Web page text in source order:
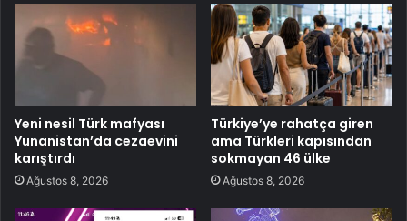
Yeni nesil Türk mafyası
Yunanistan’da cezaevini
karıştırdı
Ağustos 8, 2026
Türkiye’ye rahatça giren
ama Türkleri kapısından
sokmayan 46 ülke
Ağustos 8, 2026